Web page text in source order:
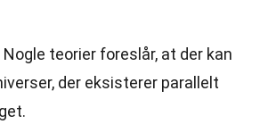
Nogle teorier foreslår, at der kan
der eksisterer parallelt